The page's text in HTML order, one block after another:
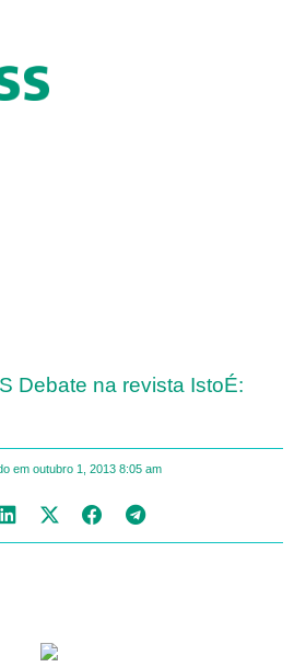
Debate na revista IstoÉ:
em outubro 1, 2013 8:05 am